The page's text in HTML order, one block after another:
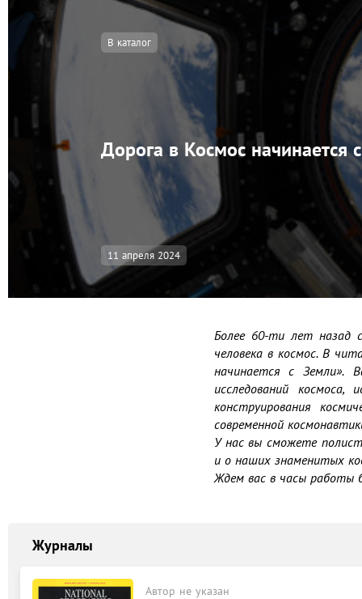
В каталог
Дорога в Космос начинается
11 апреля 2024
Более 60-ти лет назад
человека в космос. В
начинается с Земли».
исследований
конструирования
современной
У нас вы сможете
и о наших знаменитых
Ждем вас в часы работы
Журналы
Автор не указан